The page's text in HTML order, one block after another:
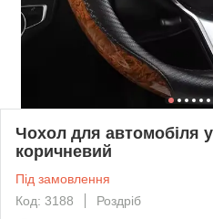
Чохол для автомобіля
коричневий
Під замовлення
Код: 3188
Роздріб